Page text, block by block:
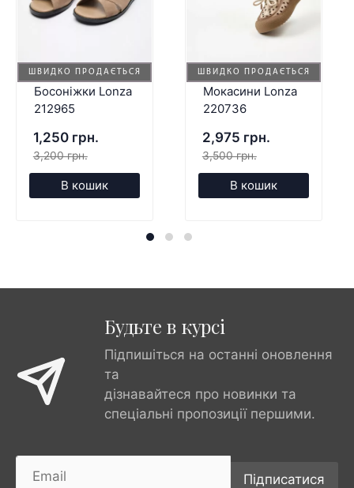
ШВИДКО ПРОДАЄТЬСЯ
Босоніжки Lonza
212965
1,250 грн.
3,200 грн.
В кошик
ШВИДКО ПРОДАЄТЬСЯ
Мокасини Lonza
220736
2,975 грн.
3,500 грн.
В кошик
Будьте в курсі
Підпишіться на останні оновлення
та
дізнавайтеся про новинки та
спеціальні пропозиції першими.
Підписатися